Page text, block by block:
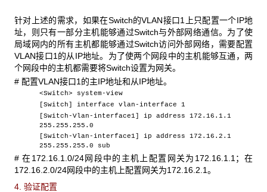
针对上述的需求，如果在Switch的VLAN接口1上只配置一个IP地
址，则只有一部分主机能够通过Switch与外部网络通信。为了使
局域网内的所有主机都能够通过Switch访问外部网络，需要配置
VLAN接口1的从IP地址。为了使两个网段中的主机能够互通，两
个网段中的主机都需要将Switch设置为网关。
# 配置VLAN接口1的主IP地址和从IP地址。
<Switch> system-view
[Switch] interface vlan-interface 1
[Switch-Vlan-interface1] ip address 172.16.1.1
255.255.255.0
[Switch-Vlan-interface1] ip address 172.16.2.1
255.255.255.0 sub
# 在172.16.1.0/24网段中的主机上配置网关为172.16.1.1；在
172.16.2.0/24网段中的主机上配置网关为172.16.2.1。
4. 验证配置